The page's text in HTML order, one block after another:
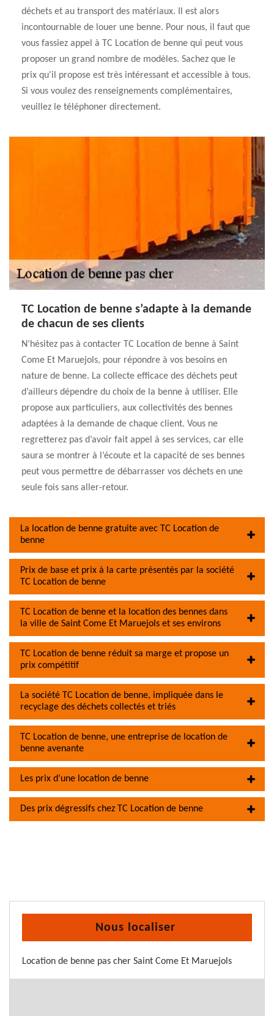
déchets et au transport des matériaux. Il est alors
incontournable de louer une benne. Pour nous, il faut que
vous fassiez appel à TC Location de benne qui peut vous
proposer un grand nombre de modèles. Sachez que le
prix qu'il propose est très intéressant et accessible à tous.
Si vous voulez des renseignements complémentaires,
veuillez le téléphoner directement.
TC Location de benne s’adapte à la demande
de chacun de ses clients
N’hésitez pas à contacter TC Location de benne à Saint
Come Et Maruejols, pour répondre à vos besoins en
nature de benne. La collecte efficace des déchets peut
d’ailleurs dépendre du choix de la benne à utiliser. Elle
propose aux particuliers, aux collectivités des bennes
adaptées à la demande de chaque client. Vous ne
regretterez pas d’avoir fait appel à ses services, car elle
saura se montrer à l’écoute et la capacité de ses bennes
peut vous permettre de débarrasser vos déchets en une
seule fois sans aller-retour.
La location de benne gratuite avec TC Location de
benne
Prix de base et prix à la carte présentés par la société
TC Location de benne
TC Location de benne et la location des bennes dans
la ville de Saint Come Et Maruejols et ses environs
TC Location de benne réduit sa marge et propose un
prix compétitif
La société TC Location de benne, impliquée dans le
recyclage des déchets collectés et triés
TC Location de benne, une entreprise de location de
benne avenante
Les prix d’une location de benne
Des prix dégressifs chez TC Location de benne
Nous localiser
Location de benne pas cher Saint Come Et Maruejols